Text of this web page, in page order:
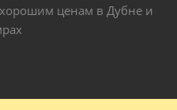
ценам в Дубне и